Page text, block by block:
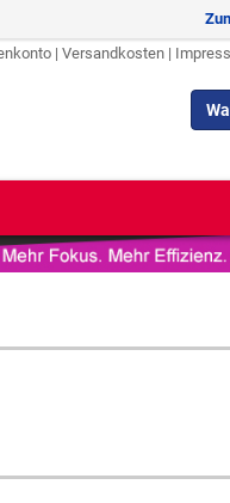
| Versandkosten |